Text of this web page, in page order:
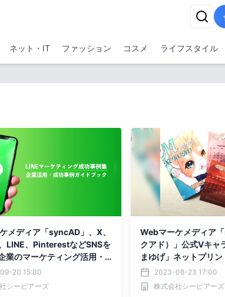
ネット・IT ファッション コスメ ライフスタイル
メディア「syncAD」、X、
LINE、PinterestなどSNSを
業のマーケティング活用・
ンテンツを公開
20 15:00
シーピアーズ
Webマーケメディア
クアド）」公式Vキャ
まゆげ」ネットプリ
第3弾は秋デザイン！
2023-08-23 17:00
株式会社シーピアーズ